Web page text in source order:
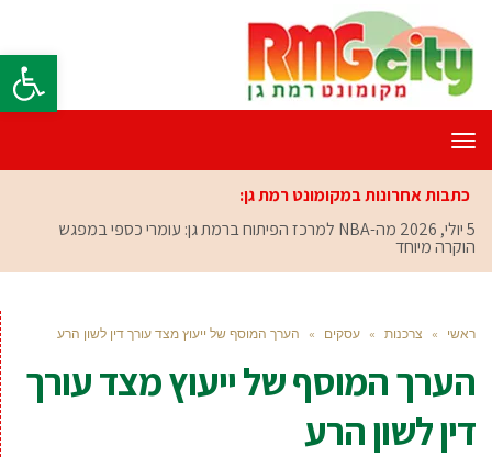
פתח
תפריט
כתבות אחרונות במקומונט רמת גן:
5 יולי, 2026
מה-NBA למרכז הפיתוח ברמת גן: עומרי כספי במפגש
הוקרה מיוחד
ראשי » צרכנות » עסקים » הערך המוסף של ייעוץ מצד עורך דין לשון הרע
הערך המוסף של ייעוץ מצד עורך
דין לשון הרע